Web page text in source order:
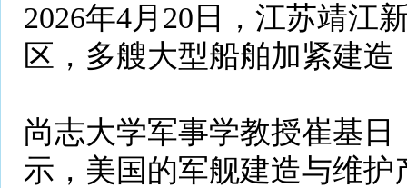
2026年4月20日，江苏靖江
区，多艘大型船舶加紧建造
尚志大学军事学教授崔基
示，美国的军舰建造与维